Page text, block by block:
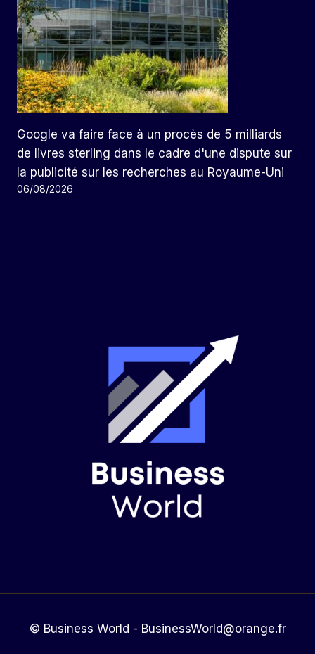
Google va faire face à un procès de 5 milliards
de livres sterling dans le cadre d'une dispute sur
la publicité sur les recherches au Royaume-Uni
06/08/2026
© Business World - BusinessWorld@orange.fr